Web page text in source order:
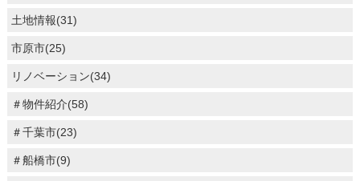
土地情報(31)
市原市(25)
リノベーション(34)
＃物件紹介(58)
＃千葉市(23)
＃船橋市(9)